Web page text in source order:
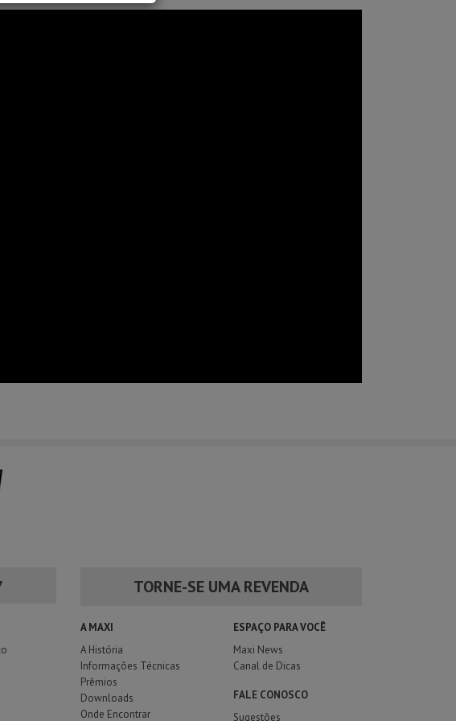
TORNE-SE UMA REVENDA
A MAXI
A História
Informações Técnicas
Prêmios
Downloads
Onde Encontrar
ESPAÇO PARA VOCÊ
Maxi News
Canal de Dicas
FALE CONOSCO
Sugestões